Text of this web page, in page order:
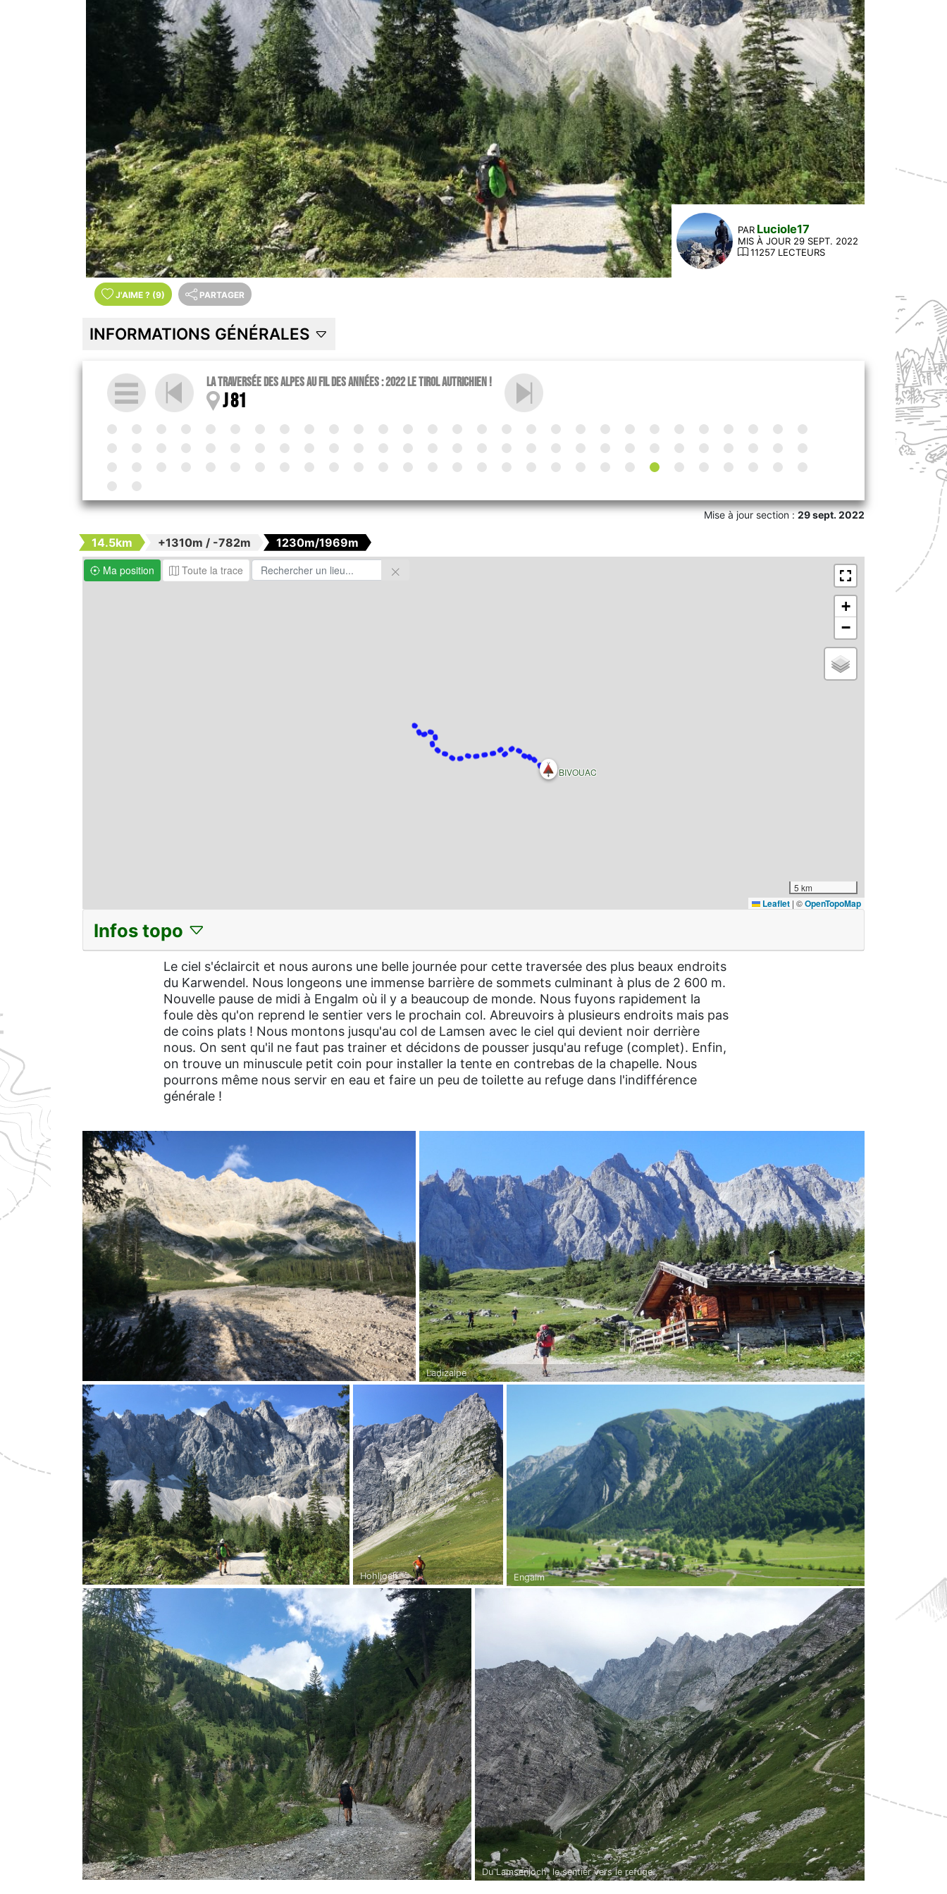
PAR Luciole17
MIS À JOUR 29 SEPT. 2022
11257 LECTEURS
J'AIME ? (9) PARTAGER
INFORMATIONS GÉNÉRALES
La traversée des Alpes au fil des années : 2022 le Tirol Autrichien !
J 81
Mise à jour section :29 sept. 2022
14.5km +1310m / -782m
1230m/1969m
Ma position
Toute la trace
BIVOUAC
+
−
5 km
Leaflet | ©OpenTopoMap
Infos topo
Le ciel s'éclaircit et nous aurons une belle journée pour cette traversée des plus beaux endroits
du Karwendel. Nous longeons une immense barrière de sommets culminant à plus de 2 600 m.
Nouvelle pause de midi à Engalm où il y a beaucoup de monde. Nous fuyons rapidement la
foule dès qu'on reprend le sentier vers le prochain col. Abreuvoirs à plusieurs endroits mais pas
de coins plats ! Nous montons jusqu'au col de Lamsen avec le ciel qui devient noir derrière
nous. On sent qu'il ne faut pas trainer et décidons de pousser jusqu'au refuge (complet). Enfin,
on trouve un minuscule petit coin pour installer la tente en contrebas de la chapelle. Nous
pourrons même nous servir en eau et faire un peu de toilette au refuge dans l'indifférence
générale !
Ladizalpe
Hohljoch Engalm
Du Lamsenjoch, le sentier vers le refuge.